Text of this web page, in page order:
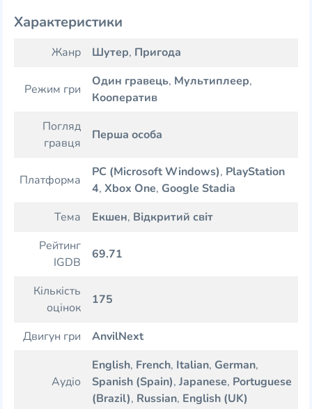
Характеристики
Жанр Шутер, Пригода
Режим гри
Один гравець, Мультиплеер,
Кооператив
Погляд
гравця
Перша особа
Платформа
PC (Microsoft Windows), PlayStation
4, Xbox One, Google Stadia
Тема
Екшен, Відкритий світ
Рейтинг
IGDB
69.71
Кількість
оцінок
175
Двигун гри AnvilNext
Аудіо
English, French, Italian, German,
Spanish (Spain), Japanese, Portuguese
(Brazil), Russian, English (UK)